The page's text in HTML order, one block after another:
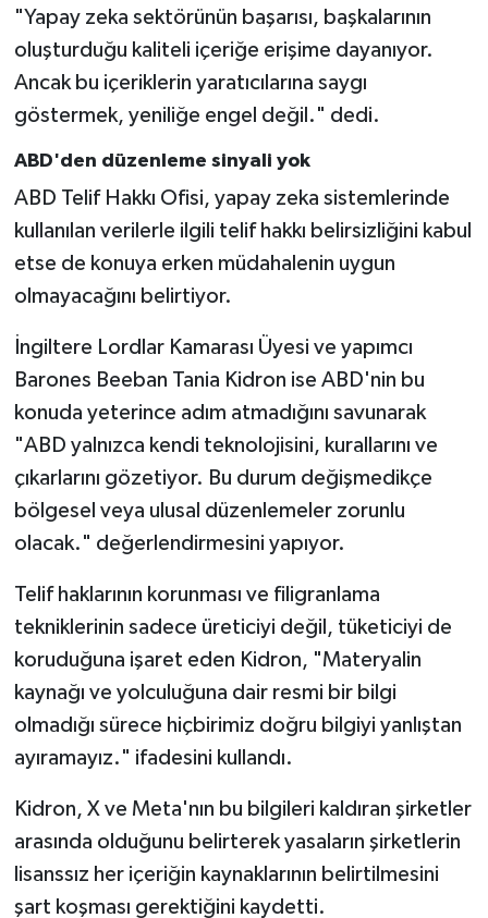
"Yapay zeka sektörünün başarısı, başkalarının
oluşturduğu kaliteli içeriğe erişime dayanıyor.
Ancak bu içeriklerin yaratıcılarına saygı
göstermek, yeniliğe engel değil." dedi.
ABD'den düzenleme sinyali yok
ABD Telif Hakkı Ofisi, yapay zeka sistemlerinde
kullanılan verilerle ilgili telif hakkı belirsizliğini kabul
etse de konuya erken müdahalenin uygun
olmayacağını belirtiyor.
İngiltere Lordlar Kamarası Üyesi ve yapımcı
Barones Beeban Tania Kidron ise ABD'nin bu
konuda yeterince adım atmadığını savunarak
"ABD yalnızca kendi teknolojisini, kurallarını ve
çıkarlarını gözetiyor. Bu durum değişmedikçe
bölgesel veya ulusal düzenlemeler zorunlu
olacak." değerlendirmesini yapıyor.
Telif haklarının korunması ve filigranlama
tekniklerinin sadece üreticiyi değil, tüketiciyi de
koruduğuna işaret eden Kidron, "Materyalin
kaynağı ve yolculuğuna dair resmi bir bilgi
olmadığı sürece hiçbirimiz doğru bilgiyi yanlıştan
ayıramayız." ifadesini kullandı.
Kidron, X ve Meta'nın bu bilgileri kaldıran şirketler
arasında olduğunu belirterek yasaların şirketlerin
lisanssız her içeriğin kaynaklarının belirtilmesini
şart koşması gerektiğini kaydetti.